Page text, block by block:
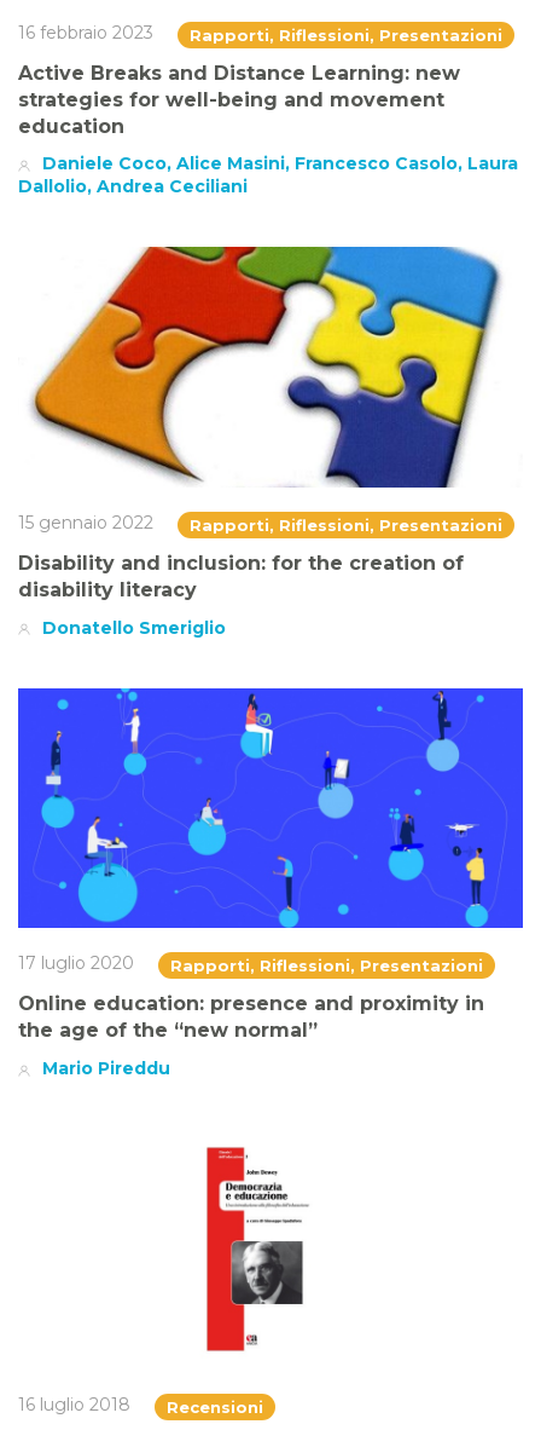
16 febbraio 2023 Rapporti, Riflessioni, Presentazioni
Active Breaks and Distance Learning: new
strategies for well-being and movement
education
Daniele Coco, Alice Masini, Francesco Casolo, Laura
Dallolio, Andrea Ceciliani
15 gennaio 2022 Rapporti, Riflessioni, Presentazioni
Disability and inclusion: for the creation of
disability literacy
Donatello Smeriglio
17 luglio 2020 Rapporti, Riflessioni, Presentazioni
Online education: presence and proximity in
the age of the “new normal”
Mario Pireddu
16 luglio 2018 Recensioni